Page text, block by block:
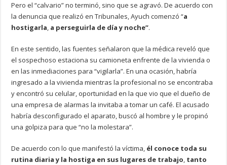
Pero el “calvario” no terminó, sino que se agravó. De acuerdo con
la denuncia que realizó en Tribunales, Ayuch comenzó “a
hostigarla, a perseguirla de día y noche”.
En este sentido, las fuentes señalaron que la médica reveló que
el sospechoso estaciona su camioneta enfrente de la vivienda o
en las inmediaciones para “vigilarla”. En una ocasión, habría
ingresado a la vivienda mientras la profesional no se encontraba
y encontró su celular, oportunidad en la que vio que el dueño de
una empresa de alarmas la invitaba a tomar un café. El acusado
habría desconfigurado el aparato, buscó al hombre y le propinó
una golpiza para que “no la molestara”.
De acuerdo con lo que manifestó la víctima, él conoce toda su
rutina diaria y la hostiga en sus lugares de trabajo, tanto